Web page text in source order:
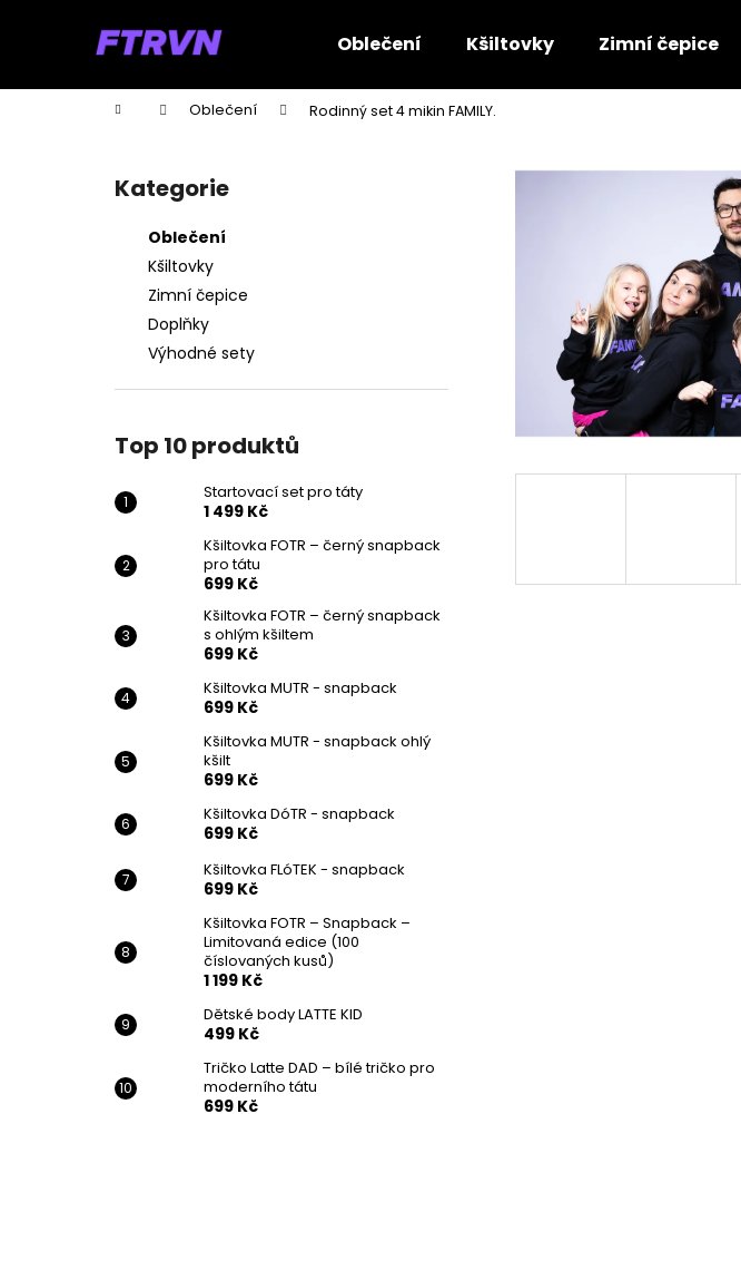
Oblečení Kšiltovky Zimní čepice
Domů Oblečení Rodinný set 4 mikin FAMILY.
Přeskočit
kategorie
Kategorie
Oblečení
Kšiltovky
Zimní čepice
Doplňky
Výhodné sety
Top 10 produktů
Startovací set pro táty
1 499 Kč
Kšiltovka FOTR – černý snapback
pro tátu
699 Kč
Kšiltovka FOTR – černý snapback
s ohlým kšiltem
699 Kč
Kšiltovka MUTR - snapback
699 Kč
Kšiltovka MUTR - snapback ohlý
kšilt
699 Kč
Kšiltovka DóTR - snapback
699 Kč
Kšiltovka FLóTEK - snapback
699 Kč
Kšiltovka FOTR – Snapback –
Limitovaná edice (100
číslovaných kusů)
1 199 Kč
Dětské body LATTE KID
499 Kč
Tričko Latte DAD – bílé tričko pro
moderního tátu
699 Kč
í
Zpět
do
Zpět
do
Doporučujeme
STARTOVACÍ SET PRO TÁTY